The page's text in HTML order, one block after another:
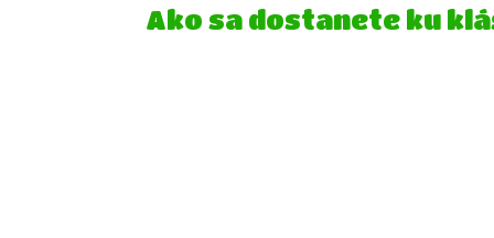
Ako sa dostanete ku